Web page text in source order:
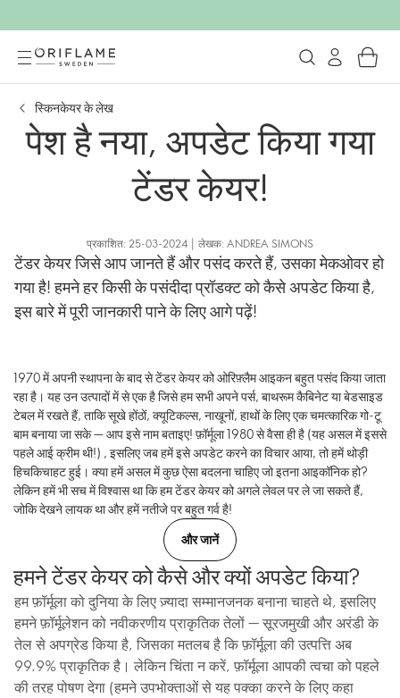
स्किनकेयर के लेख
पेश है नया, अपडेट किया गया
टेंडर केयर!
प्रकाशित: 25-03-2024 | लेखक: ANDREA SIMONS
टेंडर केयर जिसे आप जानते हैं और पसंद करते हैं, उसका मेकओवर हो
गया है! हमने हर किसी के पसंदीदा प्रॉडक्ट को कैसे अपडेट किया है,
इस बारे में पूरी जानकारी पाने के लिए आगे पढ़ें!
1970 में अपनी स्थापना के बाद से टेंडर केयर को ओरिफ़्लैम आइकन बहुत पसंद किया जाता
रहा है। यह उन उत्पादों में से एक है जिसे हम सभी अपने पर्स, बाथरूम कैबिनेट या बेडसाइड
टेबल में रखते हैं, ताकि सूखे होंठों, क्यूटिकल्स, नाखूनों, हाथों के लिए एक चमत्कारिक गो-टू
बाम बनाया जा सके — आप इसे नाम बताइए! फ़ॉर्मूला 1980 से वैसा ही है (यह असल में इससे
पहले आई क्रीम थी!) , इसलिए जब हमें इसे अपडेट करने का विचार आया, तो हमें थोड़ी
हिचकिचाहट हुई। क्या हमें असल में कुछ ऐसा बदलना चाहिए जो इतना आइकॉनिक हो?
लेकिन हमें भी सच में विश्वास था कि हम टेंडर केयर को अगले लेवल पर ले जा सकते हैं,
जोकि देखने लायक था और हमें नतीजे पर बहुत गर्व है!
और जानें
हमने टेंडर केयर को कैसे और क्यों अपडेट किया?
हम फ़ॉर्मूला को दुनिया के लिए ज़्यादा सम्मानजनक बनाना चाहते थे, इसलिए
हमने फ़ॉर्मूलेशन को नवीकरणीय प्राकृतिक तेलों — सूरजमुखी और अरंडी के
तेल से अपग्रेड किया है, जिसका मतलब है कि फ़ॉर्मूला की उत्पत्ति अब
99.9% प्राकृतिक है। लेकिन चिंता न करें, फ़ॉर्मूला आपकी त्वचा को पहले
की तरह पोषण देगा (हमने उपभोक्ताओं से यह पक्का करने के लिए कहा